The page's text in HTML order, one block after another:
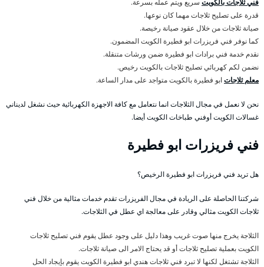
قدرة على تصليح ثلاجات مهما كان نوعها.
صيانة ثلاجات من خلال عقود صيانة رخيصة.
كما نوفر فني فريزرات ابو فطيرة الكويت المضمون.
نقدم خدمة فني برادات ابو فطيرة ضمن ورشات متنقلة.
نضمن لكم كهربائي تصليح ثلاجات بالكويت رخيص.
معلم ثلاجاتابو فطيرة بالكويت متواجد على مدار الساعة.
نحن لا نعمل في مجال الثلاجات انما نتعامل مع كافة الاجهزة الكهربائية حيث نشغل لديناني
غسالات الكويت أوفني طباخات الكويت أيضا.
فني فريزرات ابو فطيرة
هل تريد فني فريزرات ابو فطيرة الرخيص؟
شركتنا الحاصلة على الريادة في مجال الفريزرات تقدم خدمات مثالية من خلال فني
ثلاجات الكويت مثالي وقادر على معالجة اي عطل في الثلاجات.
الثلاجة يخرج منها صوت غريب وهذا دليل على وجود عطل يقوم فني تصليح ثلاجات
الكويت بعملية تصليح ثلاجات أو قد يحتاج الامر الى صيانة ثلاجات.
الثلاجة تشتغل لكنها لا تبرد فني ثلاجات هندي ابو فطيرة الكويت يقوم بإيجاد الحل